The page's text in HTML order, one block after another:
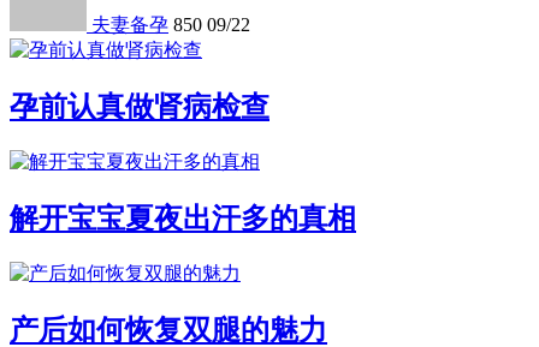
夫妻备孕 850 09/22
孕前认真做肾病检查
解开宝宝夏夜出汗多的真相
产后如何恢复双腿的魅力